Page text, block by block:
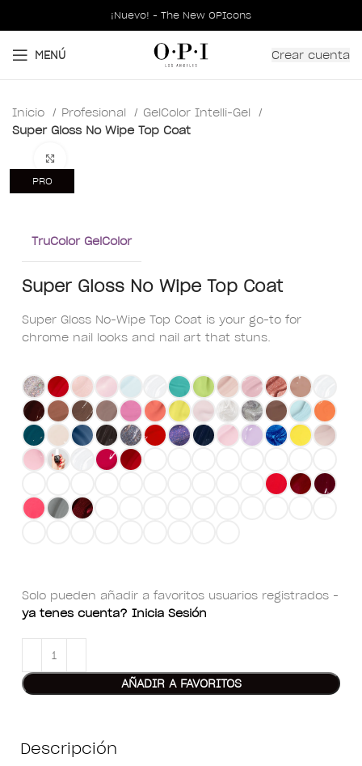
¡Nuevo! - The New OPIcons
MENÚ Crear cuenta
Inicio Profesional
GelColor Intelli-Gel
Super Gloss No Wipe Top Coat
PRO
TruColor GelColor
Super Gloss No Wipe Top Coat
Super Gloss No-Wipe Top Coat is your go-to for
chrome nail looks and nail art that stuns.
Solo pueden añadir a favoritos usuarios registrados -
ya tenes cuenta? Inicia Sesión
AÑADIR A FAVORITOS
Descripción